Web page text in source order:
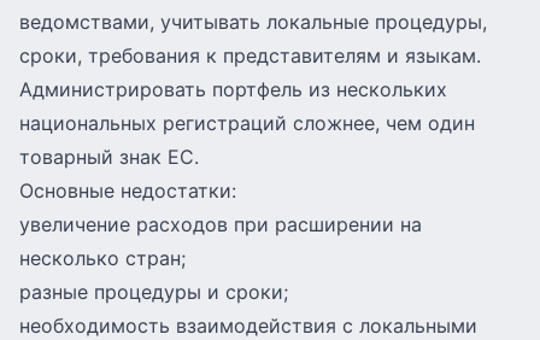
ведомствами, учитывать локальные процедуры,
сроки, требования к представителям и языкам.
Администрировать портфель из нескольких
национальных регистраций сложнее, чем один
товарный знак ЕС.
Основные недостатки:
увеличение расходов при расширении на
несколько стран;
разные процедуры и сроки;
необходимость взаимодействия с локальными